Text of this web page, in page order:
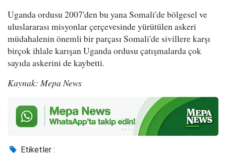
Uganda ordusu 2007'den bu yana Somali'de bölgesel ve
uluslararası misyonlar çerçevesinde yürütülen askeri
müdahalenin önemli bir parçası Somali'de sivillere karşı
birçok ihlale karışan Uganda ordusu çatışmalarda çok
sayıda askerini de kaybetti.
Kaynak: Mepa News
Etiketler :